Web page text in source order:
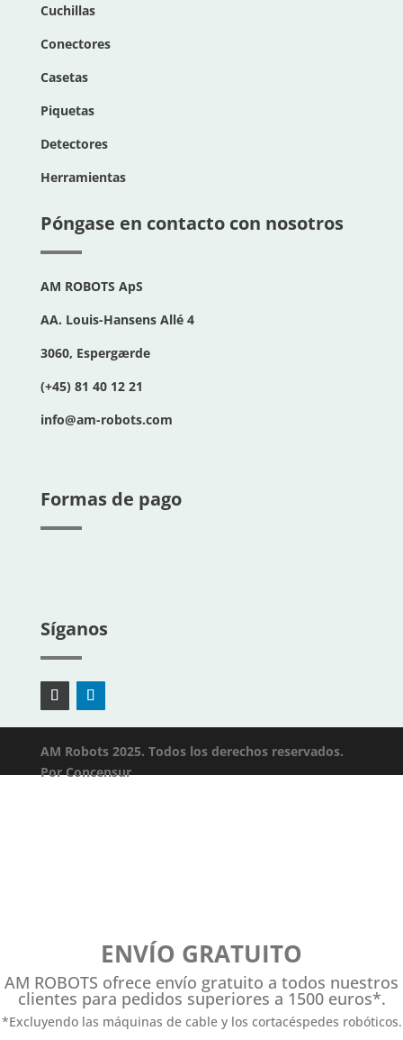
Cuchillas
Conectores
Casetas
Piquetas
Detectores
Herramientas
Póngase en contacto con nosotros
AM ROBOTS ApS
AA. Louis-Hansens Allé 4
3060, Espergærde
(+45) 81 40 12 21
info@am-robots.com
Formas de pago
Síganos
AM Robots 2025. Todos los derechos reservados.
PorConcensur
ENVÍO GRATUITO
AM ROBOTS ofrece envío gratuito a todos nuestros
clientes para pedidos superiores a 1500 euros*.
*Excluyendo las máquinas de cable y los cortacéspedes robóticos.